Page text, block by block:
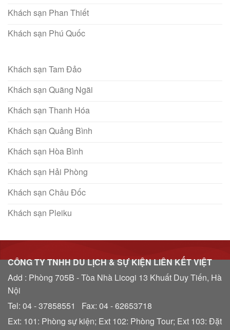
Khách sạn Phan Thiết
Khách sạn Phú Quốc
Khách sạn Tam Đảo
Khách sạn Quãng Ngãi
Khách sạn Thanh Hóa
Khách sạn Quảng Bình
Khách sạn Hòa Bình
Khách sạn Hải Phòng
Khách sạn Châu Đốc
Khách sạn Pleiku
CÔNG TY TNHH DU LỊCH & SỰ KIỆN LIÊN KẾT VIỆT
Add : Phòng 705B - Tòa Nhà Licogi 13 Khuất Duy Tiến, Hà
Nội
Tel: 04 - 37858551 Fax: 04 - 62653718
Ext: 101: Phòng sự kiện; Ext 102: Phòng Tour; Ext 103: Đặt